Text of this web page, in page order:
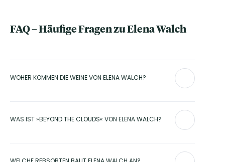
FAQ – Häufige Fragen zu Elena Walch
WOHER KOMMEN DIE WEINE VON ELENA WALCH?
Weinstraße in Italien. Die 60 Hektar Rebfläche verteilen sich
auf verschiedene Lagen in Südtirol, darunter die Einzellagen
Castel Ringberg und Kastelaz auf bis zu 600 Metern Höhe.
WAS IST »BEYOND THE CLOUDS« VON ELENA WALCH?
Gewürztraminer, Muskat und Sauvignon Blanc. Die Trauben